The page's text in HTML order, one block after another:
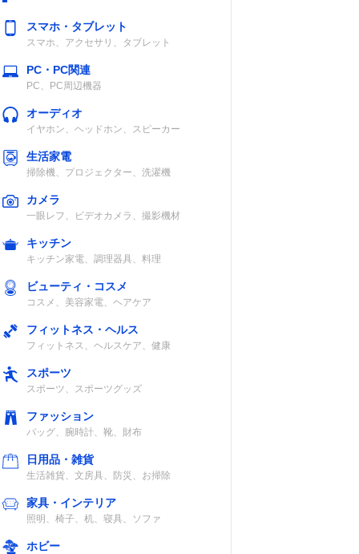
64GB／256GB
128GB／
15.5時間
32／64GB
スマホ・タブレット
スマホ、アクセサリ、タブレット
PC・PC関連
PC、PC周辺機器
オーディオ
イヤホン、ヘッドホン、スピーカー
生活家電
掃除機、プロジェクター、洗濯機
カメラ
一眼レフ、ビデオカメラ、撮影機材
キッチン
キッチン家電、調理器具、料理
ビューティ・コスメ
コスメ、美容家電、ヘアケア
フィットネス・ヘルス
フィットネス、ヘルスケア、健康
スポーツ
スポーツ、スポーツグッズ
ファッション
バッグ、腕時計、靴、財布
日用品・雑貨
生活雑貨、文房具、防災、お掃除
家具・インテリア
照明、椅子、机、寝具、ソファ
ホビー